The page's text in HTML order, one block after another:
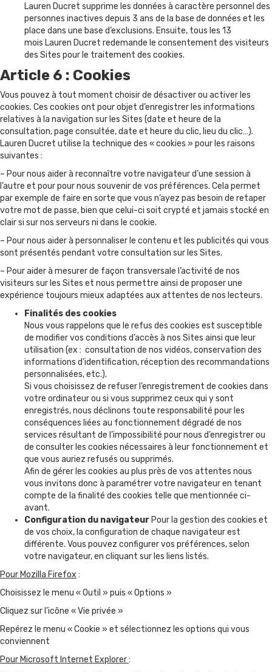
Lauren Ducret supprime les données à caractère personnel des
personnes inactives depuis 3 ans de la base de données et les
place dans une base d’exclusions. Ensuite, tous les 13
mois Lauren Ducret redemande le consentement des visiteurs
des Sites pour le traitement des cookies.
Article 6 : Cookies
Vous pouvez à tout moment choisir de désactiver ou activer les
cookies. Ces cookies ont pour objet d’enregistrer les informations
relatives à la navigation sur les Sites (date et heure de la
consultation, page consultée, date et heure du clic, lieu du clic…).
Lauren Ducret utilise la technique des « cookies » pour les raisons
suivantes :
– Pour nous aider à reconnaître votre navigateur d’une session à
l’autre et pour pour nous souvenir de vos préférences. Cela permet
par exemple de faire en sorte que vous n’ayez pas besoin de retaper
votre mot de passe, bien que celui-ci soit crypté et jamais stocké en
clair si sur nos serveurs ni dans le cookie.
– Pour nous aider à personnaliser le contenu et les publicités qui vous
sont présentés pendant votre consultation sur les Sites.
– Pour aider à mesurer de façon transversale l’activité de nos
visiteurs sur les Sites et nous permettre ainsi de proposer une
expérience toujours mieux adaptées aux attentes de nos lecteurs.
Finalités des cookies
Nous vous rappelons que le refus des cookies est susceptible
de modifier vos conditions d’accès à nos Sites ainsi que leur
utilisation (ex : consultation de nos vidéos, conservation des
informations d’identification, réception des recommandations
personnalisées, etc.).
Si vous choisissez de refuser l’enregistrement de cookies dans
votre ordinateur ou si vous supprimez ceux qui y sont
enregistrés, nous déclinons toute responsabilité pour les
conséquences liées au fonctionnement dégradé de nos
services résultant de l’impossibilité pour nous d’enregistrer ou
de consulter les cookies nécessaires à leur fonctionnement et
que vous auriez refusés ou supprimés.
Afin de gérer les cookies au plus près de vos attentes nous
vous invitons donc à paramétrer votre navigateur en tenant
compte de la finalité des cookies telle que mentionnée ci-
avant.
Configuration du navigateur Pour la gestion des cookies et
de vos choix, la configuration de chaque navigateur est
différente. Vous pouvez configurer vos préférences, selon
votre navigateur, en cliquant sur les liens listés.
Pour Mozilla Firefox :
Choisissez le menu « Outil » puis « Options »
Cliquez sur l’icône « Vie privée »
Repérez le menu « Cookie » et sélectionnez les options qui vous
conviennent
Pour Microsoft Internet Explorer: